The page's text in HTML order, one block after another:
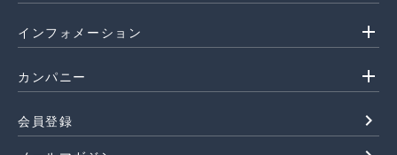
インフォメーション add
カンパニー add
会員登録 navigate_next